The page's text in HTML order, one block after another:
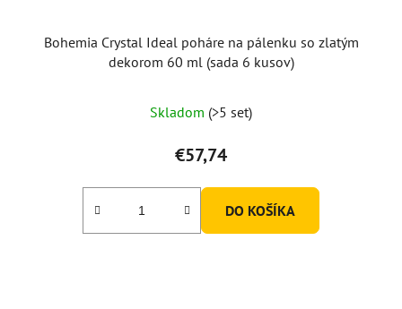
Bohemia Crystal Ideal poháre na pálenku so zlatým
dekorom 60 ml (sada 6 kusov)
Skladom (>5 set)
€57,74
DO KOŠÍKA